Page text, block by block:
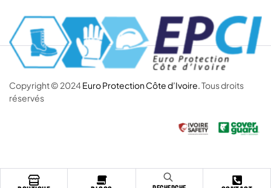
Copyright © 2024 Euro Protection Côte d’Ivoire.Tous droits
réservés